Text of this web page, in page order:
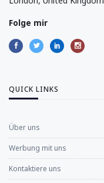
Folge mir
QUICK LINKS
Über uns
Werbung mit uns
Kontaktiere uns